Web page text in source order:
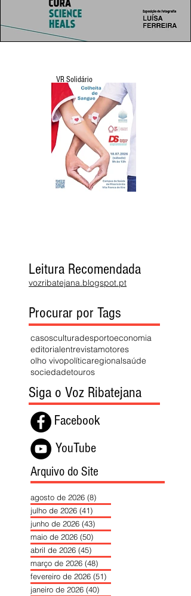
VR Solidário
Leitura Recomendada
vozribatejana.blogspot.pt
Procurar por Tags
casosculturadesportoeconomia
editorialentrevistamotores
olho vivopolíticaregionalsaúde
sociedadetouros
Siga o Voz Ribatejana
Facebook
YouTube
Arquivo do Site
agosto de 2026 (8)
julho de 2026 (41)
junho de 2026 (43)
maio de 2026 (50)
abril de 2026 (45)
março de 2026 (48)
fevereiro de 2026 (51)
janeiro de 2026 (40)